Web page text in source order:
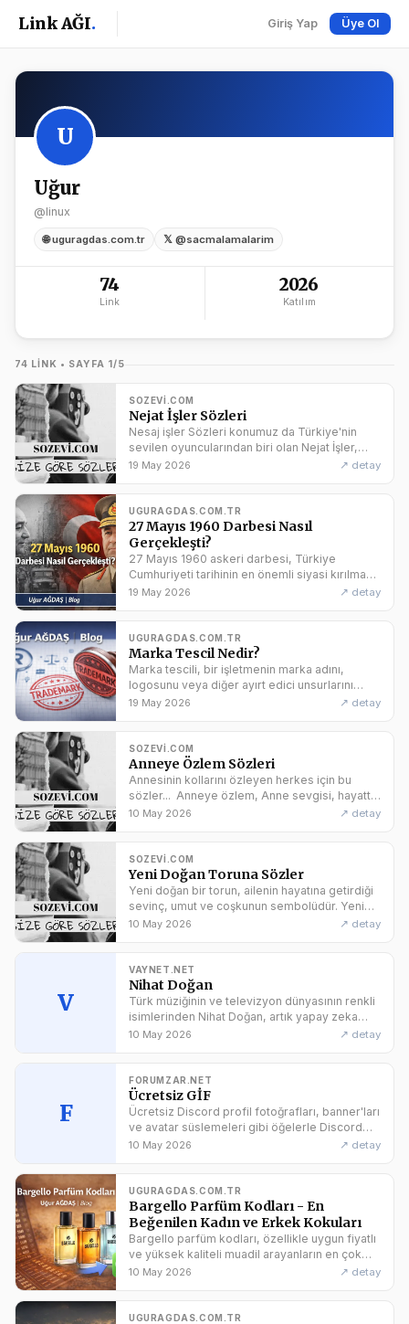
Link AĞI. Giriş Yap Üye Ol
U
Uğur
@linux
🌐 uguragdas.com.tr 𝕏 @sacmalamalarim
74
Link
2026
Katılım
74 LINK • SAYFA 1/5
SOZEVI.COM
Nejat İşler Sözleri
Nesaj işler Sözleri konumuz da Türkiye'nin
sevilen oyuncularından biri olan Nejat İşler,
sahne ve perde arkasında olağanüstü bir
19 May 2026 ↗ detay
UGURAGDAS.COM.TR
27 Mayıs 1960 Darbesi Nasıl
Gerçekleşti?
27 Mayıs 1960 askeri darbesi, Türkiye
Cumhuriyeti tarihinin en önemli siyasi kırılma
noktalarından biri olarak kabul edilir. Demokrat
19 May 2026 ↗ detay
UGURAGDAS.COM.TR
Marka Tescil Nedir?
Marka tescili, bir işletmenin marka adını,
logosunu veya diğer ayırt edici unsurlarını
resmi olarak kaydettirerek koruma altına
19 May 2026 ↗ detay
SOZEVI.COM
Anneye Özlem Sözleri
Annesinin kollarını özleyen herkes için bu
sözler... Anneye özlem, Anne sevgisi, hayatta
hiçbir şeyle karşılaştırılamayacak kadar özel
10 May 2026 ↗ detay
SOZEVI.COM
Yeni Doğan Toruna Sözler
Yeni doğan bir torun, ailenin hayatına getirdiği
sevinç, umut ve coşkunun sembolüdür. Yeni
doğan toruna sözler konumuz da. Bu minik
10 May 2026 ↗ detay
V
VAYNET.NET
Nihat Doğan
Türk müziğinin ve televizyon dünyasının renkli
isimlerinden Nihat Doğan, artık yapay zeka
teknolojisi sayesinde dijital dünyada da
zeka ses modeli, ses teknolojisine yeni bir
boyut kazandırıyor. Bu özel...
10 May 2026 ↗ detay
F
FORUMZAR.NET
Ücretsiz GİF
Ücretsiz Discord profil fotoğrafları, banner'ları
ve avatar süslemeleri gibi öğelerle Discord
sunucularınızı ve profillerinizi özelleştirin.
diğer çevrimiçi varlıklarınızı da güçlendirin.
Görsel olarak...
10 May 2026 ↗ detay
UGURAGDAS.COM.TR
Bargello Parfüm Kodları - En
Beğenilen Kadın ve Erkek Kokuları
Bargello parfüm kodları, özellikle uygun fiyatlı
ve yüksek kaliteli muadil arayanların en çok
sorduğu konulardan biri. Bargello kodları,
10 May 2026 ↗ detay
UGURAGDAS.COM.TR